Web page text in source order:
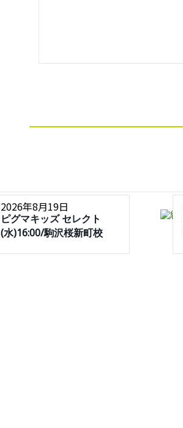
2026年8月19日
ピグマキッズ セレクト
(水)16:00/駒沢桜新町校